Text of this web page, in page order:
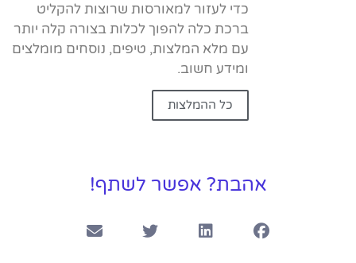
כדי לעזור למאורסות שרוצות להקליט
ברכת כלה להפוך לכלות בצורה קלה יותר
עם מלא המלצות, טיפים, נוסחים מומלצים
ומידע חשוב.
כל ההמלצות
אהבת? אפשר לשתף!